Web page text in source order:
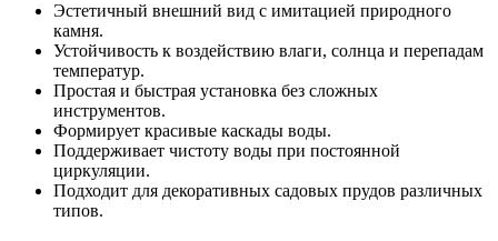
Эстетичный внешний вид с имитацией природного
камня.
Устойчивость к воздействию влаги, солнца и перепадам
температур.
Простая и быстрая установка без сложных
инструментов.
Формирует красивые каскады воды.
Поддерживает чистоту воды при постоянной
циркуляции.
Подходит для декоративных садовых прудов различных
типов.